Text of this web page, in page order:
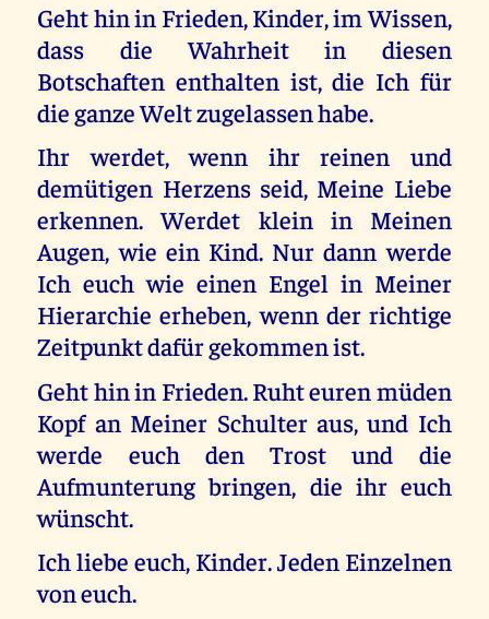
Geht hin in Frieden, Kinder, im Wissen,
dass die Wahrheit in diesen
Botschaften enthalten ist, die Ich für
die ganze Welt zugelassen habe.
Ihr werdet, wenn ihr reinen und
demütigen Herzens seid, Meine Liebe
erkennen. Werdet klein in Meinen
Augen, wie ein Kind. Nur dann werde
Ich euch wie einen Engel in Meiner
Hierarchie erheben, wenn der richtige
Zeitpunkt dafür gekommen ist.
Geht hin in Frieden. Ruht euren müden
Kopf an Meiner Schulter aus, und Ich
werde euch den Trost und die
Aufmunterung bringen, die ihr euch
wünscht.
Ich liebe euch, Kinder. Jeden Einzelnen
von euch.